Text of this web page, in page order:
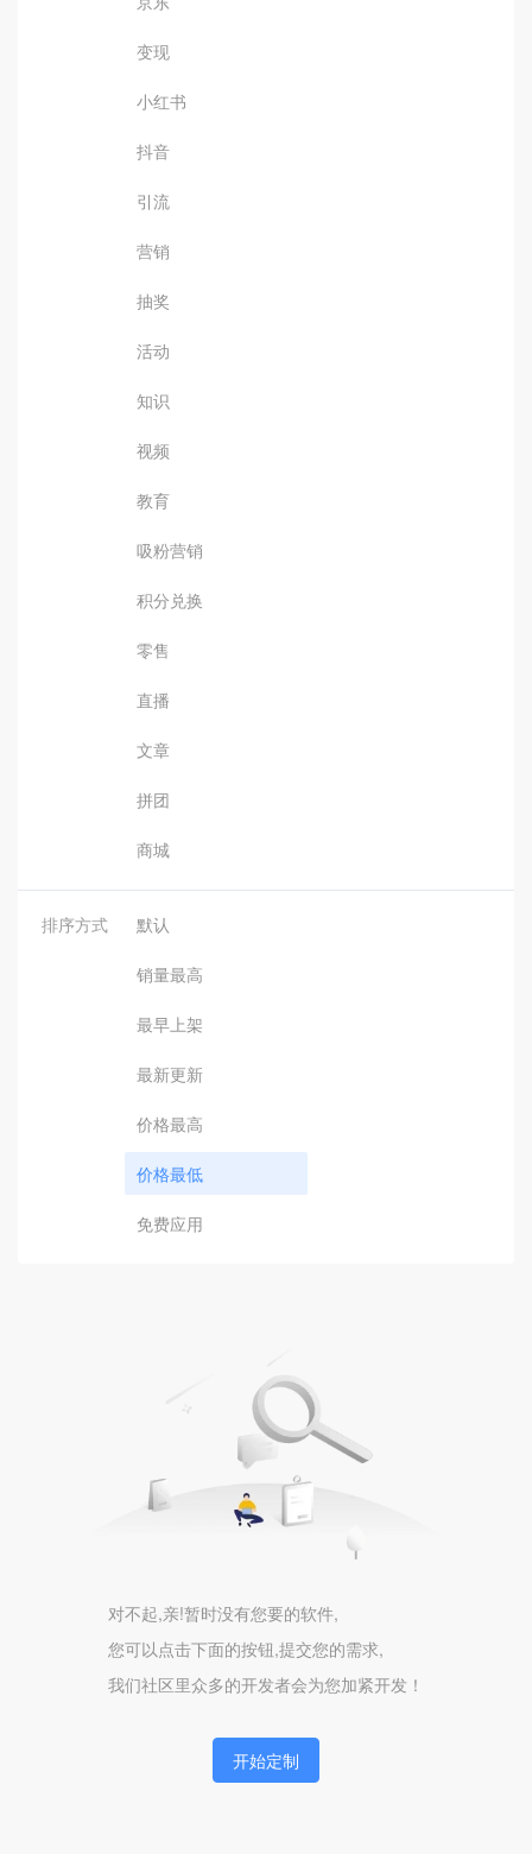
变现
小红书
抖音
引流
营销
抽奖
活动
知识
视频
教育
吸粉营销
积分兑换
零售
直播
文章
拼团
商城
排序方式 默认
销量最高
最早上架
最新更新
价格最高
价格最低
免费应用
对不起,亲!暂时没有您要的软件,
您可以点击下面的按钮,提交您的需求,
我们社区里众多的开发者会为您加紧开发！
开始定制